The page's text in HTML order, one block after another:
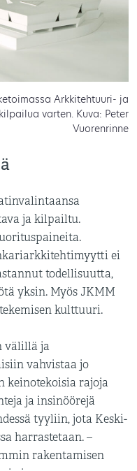
Arkkitehtuuri- ja
varten. Kuva: Peter
Vuorenrinne
ja kilpailtu.
ei
todellisuutta,
yksin. Myös JKMM
kulttuuri.
välillä ja
vahvistaa jo
keinotekoisia rajoja
ja insinöörejä
tyyliin, jota Keski-
harrastetaan. –
rakentamisen